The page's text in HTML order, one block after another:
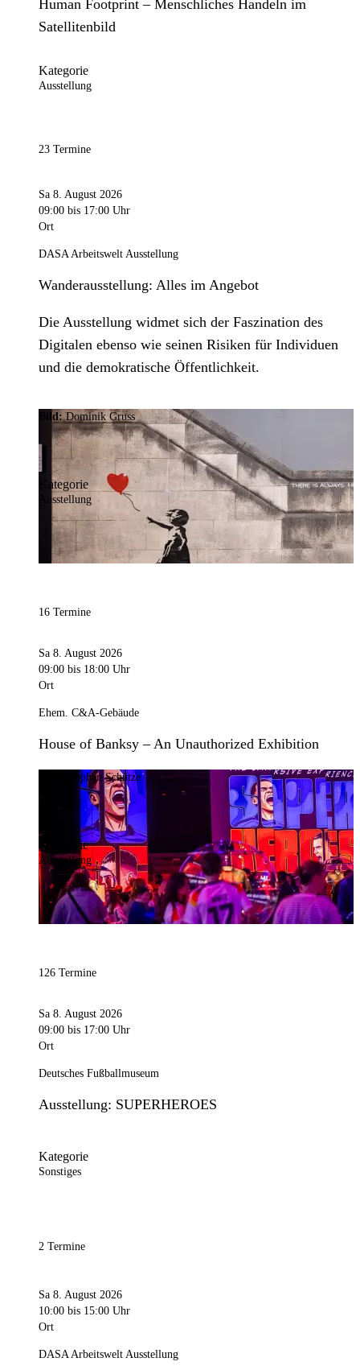
Human Footprint – Menschliches Handeln im
Satellitenbild
Kategorie
Ausstellung
23 Termine
Sa 8. August 2026
09:00 bis 17:00 Uhr
Ort
DASA Arbeitswelt Ausstellung
Wanderausstellung: Alles im Angebot
Die Ausstellung widmet sich der Faszination des
Digitalen ebenso wie seinen Risiken für Individuen
und die demokratische Öffentlichkeit.
Bild:Dominik Gruss
Kategorie
Ausstellung
16 Termine
Sa 8. August 2026
09:00 bis 18:00 Uhr
Ort
Ehem. C&A-Gebäude
House of Banksy – An Unauthorized Exhibition
Stephan Schütze
Kategorie
Ausstellung
126 Termine
Sa 8. August 2026
09:00 bis 17:00 Uhr
Ort
Deutsches Fußballmuseum
Ausstellung: SUPERHEROES
Kategorie
Sonstiges
2 Termine
Sa 8. August 2026
10:00 bis 15:00 Uhr
Ort
DASA Arbeitswelt Ausstellung